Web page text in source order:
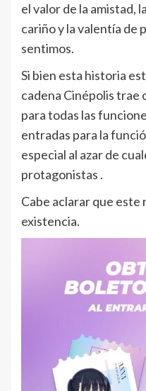
el valor de la amistad,
cariño y la valentía de
sentimos.
Si bien esta historia
cadena Cinépolis trae
para todas las
entradas para la
especial al azar de
protagonistas .
Cabe aclarar que este
existencia.